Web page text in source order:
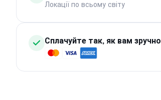
Локації по всьому світу
Сплачуйте так, як вам зручно